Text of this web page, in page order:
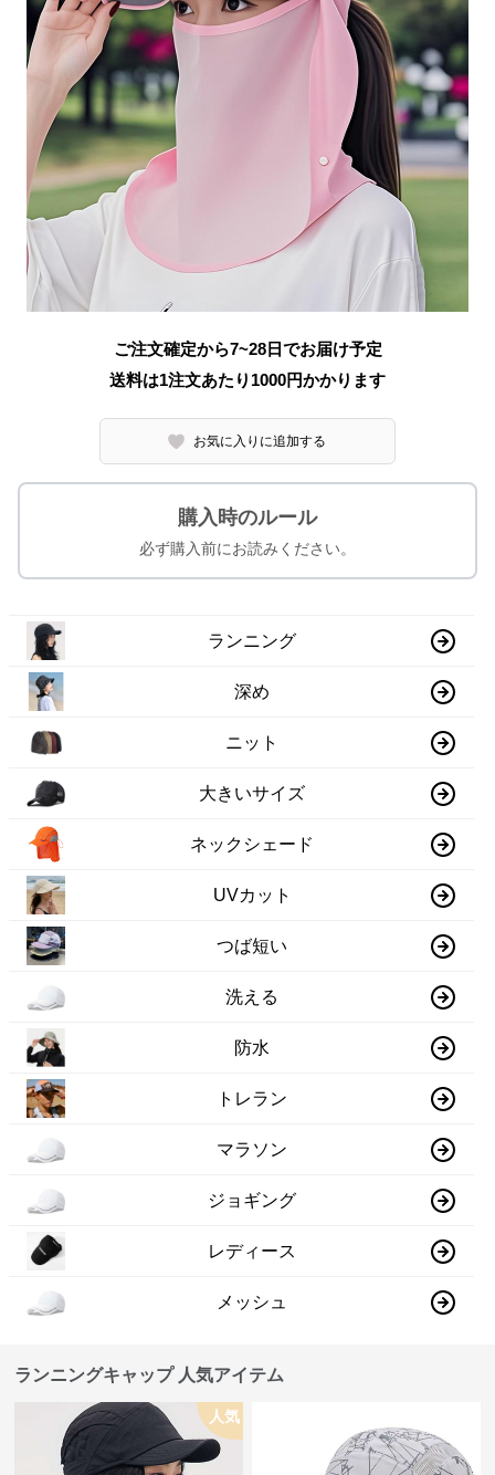
ご注文確定から7~28日でお届け予定
送料は1注文あたり 1000円かかります
お気に入りに追加する
購入時のルール
必ず購入前にお読みください。
ランニング
深め
ニット
大きいサイズ
ネックシェード
UVカット
つば短い
洗える
防水
トレラン
マラソン
ジョギング
レディース
メッシュ
ランニングキャップ 人気アイテム
人気